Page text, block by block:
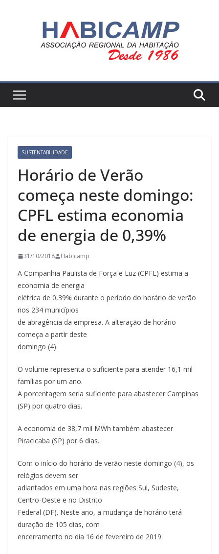
SUSTENTABILIDADE
Horário de Verão
começa neste domingo:
CPFL estima economia
de energia de 0,39%
31/10/2018 Habicamp
A Companhia Paulista de Força e Luz (CPFL) estima a
economia de energia
elétrica de 0,39% durante o período do horário de verão
nos 234 municípios
de abragência da empresa. A alteração de horário
começa a partir deste
domingo (4).
O volume representa o suficiente para atender 16,1 mil
famílias por um ano.
A porcentagem seria suficiente para abastecer Campinas
(SP) por quatro dias.
A economia de 38,7 mil MWh também abastecer
Piracicaba (SP) por 6 dias.
Com o início do horário de verão neste domingo (4), os
relógios devem ser
adiantados em uma hora nas regiões Sul, Sudeste,
Centro-Oeste e no Distrito
Federal (DF). Neste ano, a mudança de horário terá
duração de 105 dias, com
encerramento no dia 16 de fevereiro de 2019.